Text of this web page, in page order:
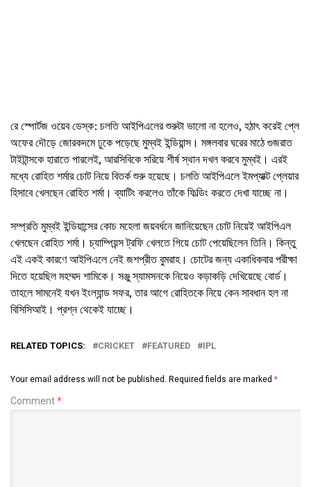
রে স্পোর্টজ ওয়েব ডেস্ক: চলতি আইপিএলের শুরুটা ভালো না হলেও, হঠাৎ করেই প্লে
অফের দৌড়ে জোরকদমে ঢুকে পড়েছে মুম্বই ইন্ডিয়ান্স। মঙ্গলবার ঘরের মাঠে গুজরাত
টাইটান্সকে হারাতে পারলেই, আরসিবিকে সরিয়ে শীর্ষ স্থান দখল করবে মুম্বই। এরই
মধ্যে রোহিত শর্মার চোট নিয়ে বিতর্ক শুরু হয়েছে। চলতি আইপিএলে ইমপ্যাক্ট প্লেয়ার
হিসাবে খেলছেন রোহিত শর্মা। ব্যাটিং করলেও তাঁকে ফিল্ডিং করতে দেখা যাচ্ছে না।
সম্প্রতি মুম্বই ইন্ডিয়ান্সের কোচ মহেলা জয়বর্ধনে জানিয়েছেন চোট নিয়েই আইপিএল
খেলছেন রোহিত শর্মা। চ্যাম্পিয়ন্স ট্রফি খেলতে গিয়ে চোট পেয়েছিলেন তিনি। কিন্তু
এই একই কারণে আইপিএলে নেই জশপ্রীত বুমরাহ। চোটের জন্য একাধিকবার পরীক্ষা
দিতে হয়েছিল মহম্মদ শামিকে। সঞ্জু স্যামসনকে নিয়েও কড়াকড়ি দেখিয়েছে বোর্ড।
তাহলে সামনেই যখন ইংল্যান্ড সফর, তার আগে রোহিতকে নিয়ে কেন সাবধান হল না
বিসিসিআই। প্রশ্ন থেকেই যাচ্ছে।
RELATED TOPICS: CRICKET FEATURED IPL
Your email address will not be published. Required fields are marked *
Comment*